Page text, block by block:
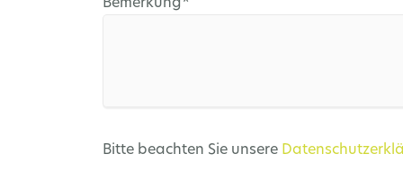
Pflichtfeld
Bemerkung*
Bitte beachten Sie unsere